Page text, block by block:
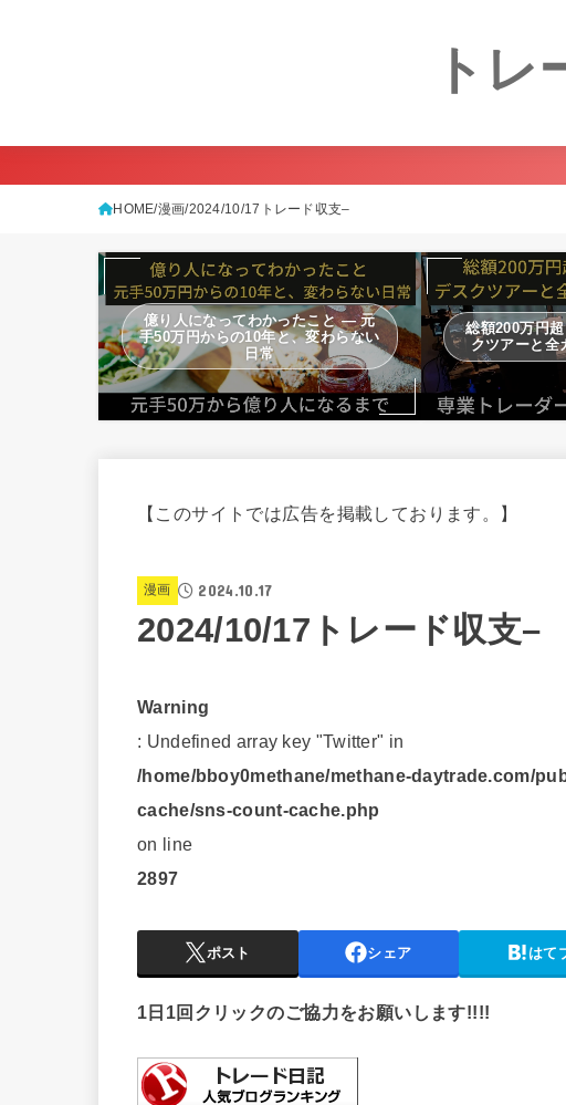
ト
HOME 漫画 2024/10/17トレード収支–
億り人になってわかったこと — 元
手50万円からの10年と、変わらない
日常
総額200万円
クツアーと全
【このサイトでは広告を掲載しております。】
漫画 2024.10.17
2024/10/17トレード収支–
Warning
: Undefined array key "Twitter" in
/home/bboy0methane/methane-daytrade.com/
cache/sns-count-cache.php
on line
2897
ポスト シェア はて
1日1回クリックのご協力をお願いします!!!!